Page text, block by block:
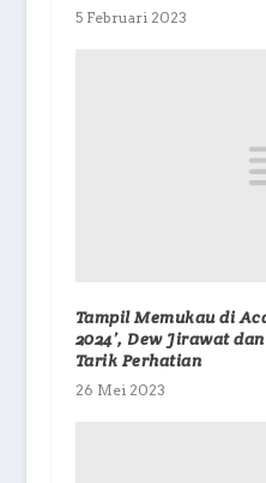
5 Februari 2023
Tampil Memukau di
2024’, Dew Jirawat
Tarik Perhatian
26 Mei 2023